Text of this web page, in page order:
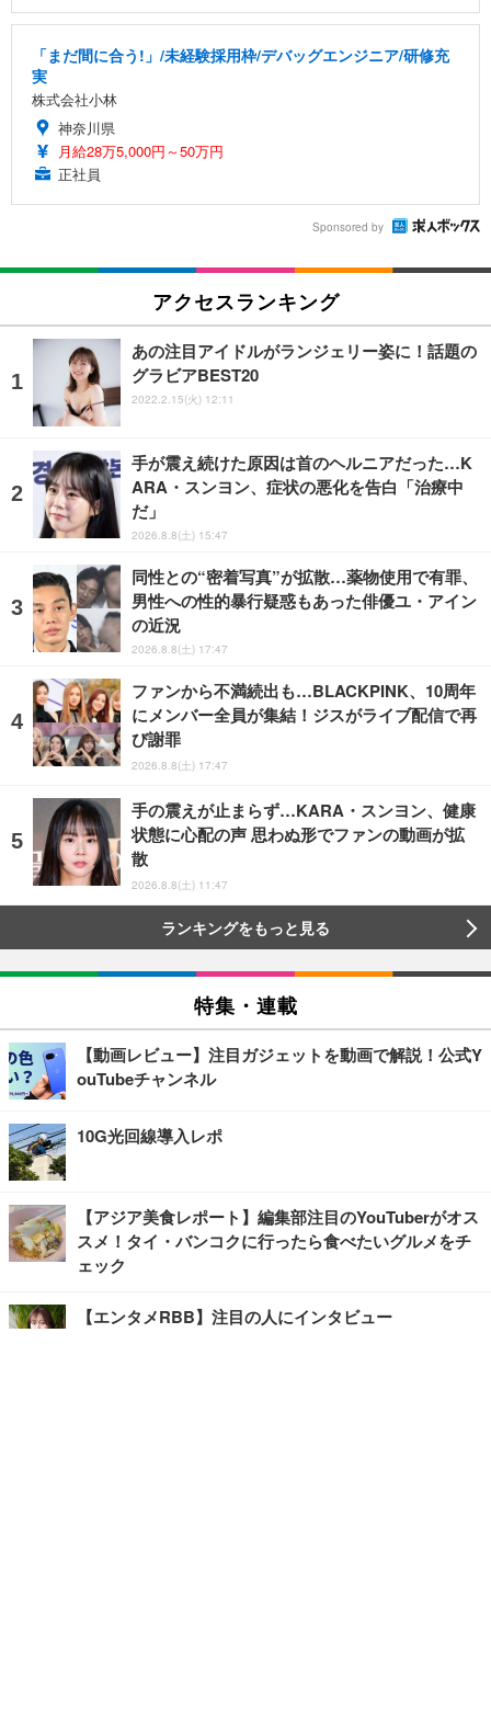
「まだ間に合う!」/未経験採用枠/デバッグエンジニア/研修充
実
株式会社小林
神奈川県
月給28万5,000円～50万円
正社員
Sponsored by
アクセスランキング
あの注目アイドルがランジェリー姿に！話題の
グラビアBEST20
2022.2.15(火) 12:11
手が震え続けた原因は首のヘルニアだった…K
ARA・スンヨン、症状の悪化を告白「治療中
だ」
2026.8.8(土) 15:47
同性との“密着写真”が拡散…薬物使用で有罪、
男性への性的暴行疑惑もあった俳優ユ・アイン
の近況
2026.8.8(土) 17:47
ファンから不満続出も…BLACKPINK、10周年
にメンバー全員が集結！ジスがライブ配信で再
び謝罪
2026.8.8(土) 17:47
手の震えが止まらず…KARA・スンヨン、健康
状態に心配の声 思わぬ形でファンの動画が拡
散
2026.8.8(土) 11:47
ランキングをもっと見る
特集・連載
【動画レビュー】注目ガジェットを動画で解説！公式Y
ouTubeチャンネル
10G光回線導入レポ
【アジア美食レポート】編集部注目のYouTuberがオス
スメ！タイ・バンコクに行ったら食べたいグルメをチ
ェック
【エンタメRBB】注目の人にインタビュー